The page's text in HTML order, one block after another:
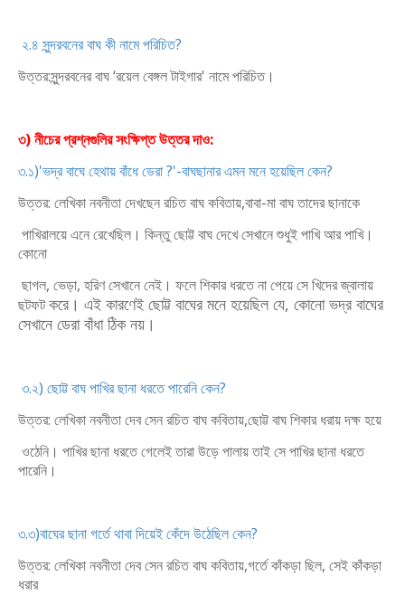
২.৪ সুন্দরবনের বাঘ কী নামে পরিচিত?
উত্তর:সুন্দরবনের বাঘ ‘রয়েল বেঙ্গল টাইগার' নামে পরিচিত।
৩) নীচের প্রশ্নগুলির সংক্ষিপ্ত উত্তর দাও:
৩.১)'ভদ্র বাঘে হেথায় বাঁধে ডেরা ?'-বাঘছানার এমন মনে হয়েছিল কেন?
উত্তর: লেখিকা নবনীতা দেখছেন রচিত বাঘ কবিতায়,বাবা-মা বাঘ তাদের ছানাকে
পাখিরালয়ে এনে রেখেছিল। কিন্তু ছোট্ট বাঘ দেখে সেখানে শুধুই পাখি আর পাখি।
কোনো
ছাগল, ভেড়া, হরিণ সেখানে নেই। ফলে শিকার ধরতে না পেয়ে সে খিদের জ্বালায়
ছটফটকরে। এই কারণেই ছোট্ট বাঘের মনে হয়েছিল যে, কোনো ভদ্র বাঘের
সেখানে ডেরা বাঁধাঠিক নয়।
৩.২) ছোট্ট বাঘ পাখির ছানা ধরতে পারেনি কেন?
উত্তর: লেখিকা নবনীতা দেব সেন রচিত বাঘ কবিতায়,ছোট্ট বাঘ শিকার ধরায় দক্ষ হয়ে
ওঠেনি। পাখির ছানা ধরতে গেলেই তারা উড়ে পালায় তাই সে পাখির ছানা ধরতে
পারেনি।
৩.৩)বাঘের ছানা গর্তে থাবা দিয়েই কেঁদে উঠেছিল কেন?
উত্তর: লেখিকা নবনীতা দেব সেন রচিত বাঘ কবিতায়,গর্তে কাঁকড়া ছিল, সেই কাঁকড়া
ধরার